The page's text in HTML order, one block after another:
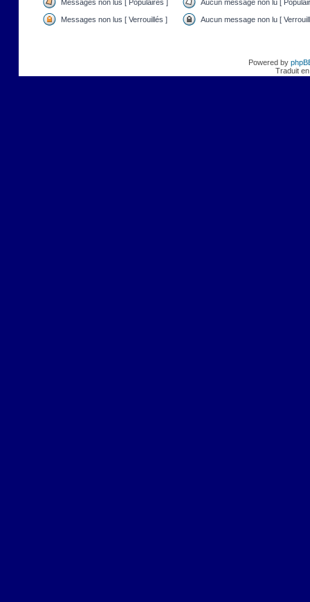
Messages non lus [ Populaires ] Aucun message non lu [
Messages non lus [ Verrouillés ] Aucun message non lu [
Powered by
Traduit